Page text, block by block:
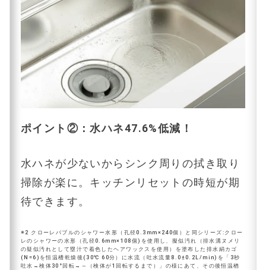
ポイント②：水ハネ47.6%低減！
水ハネが少ないからシンク周りの拭き取り
掃除が楽に。キッチンリセットの時短が期
待できます。
※2 クローレバブルのシャワー水形（孔径0.3mm×240個）と同シリーズ:クロー
レのシャワーの水形（孔径0.6mm×108個)を使用し、擬似汚れ（排水溝ヌメリ
の疑似汚れとして塁汁で着色したヘアワックスを使用）を塗布した排水絹カゴ
(N=6)を恒温槽乾燥後(30℃ 60分）に水流（吐水流量8.0±0.2L/min)を「3秒
吐水→検体30°回転→～（検体が1回転するまで）」の様にあて、その後恒温楢